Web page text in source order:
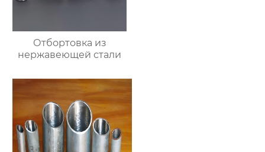
Отбортовка из
нержавеющей стали